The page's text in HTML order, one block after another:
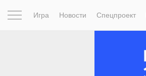
Игра Новости Спецпроект